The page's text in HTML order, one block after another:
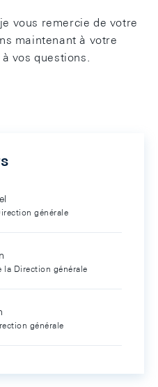
vous remercie de votre
maintenant à votre
vos questions.
générale
la Direction générale
générale